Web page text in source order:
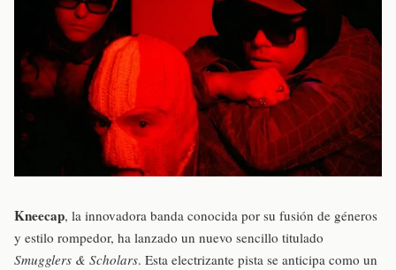
Kneecap, la innovadora banda conocida por su fusión de géneros
y estilo rompedor, ha lanzado un nuevo sencillo titulado
Smugglers & Scholars. Esta electrizante pista se anticipa como un